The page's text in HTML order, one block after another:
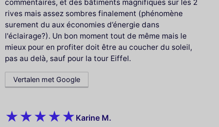
commentaires, et des bâtiments magnifiques sur les 2
rives mais assez sombres finalement (phénomène
surement du aux économies d’énergie dans
l'éclairage?). Un bon moment tout de même mais le
mieux pour en profiter doit être au coucher du soleil,
pas au delà, sauf pour la tour Eiffel.
Vertalen met Google
Karine M.